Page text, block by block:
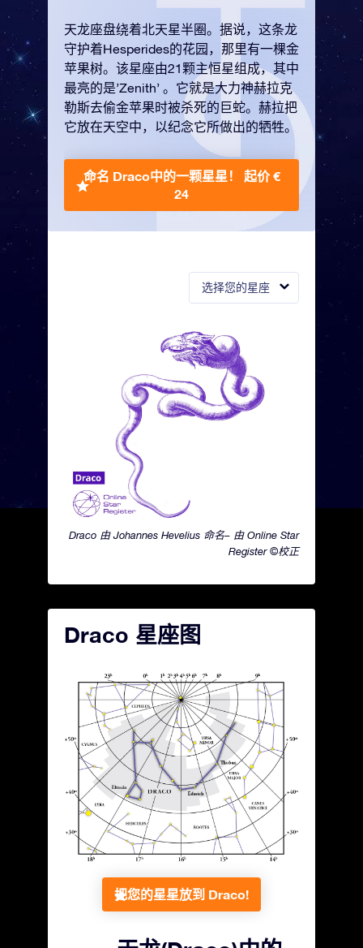
选择您的星座
Draco 由 Johannes Hevelius 命名– 由 Online Star
Register ©校正
天龙座盘绕着北天星半圈。据说，这条龙
守护着Hesperides的花园，那里有一棵金
苹果树。该星座由21颗主恒星组成，其中
最亮的是’Zenith’ 。它就是大力神赫拉克
勒斯去偷金苹果时被杀死的巨蛇。赫拉把
它放在天空中，以纪念它所做出的牺牲。
命名 Draco中的一颗星星！ 起价 €
24
Draco 星座图
把您的星星放到 Draco!